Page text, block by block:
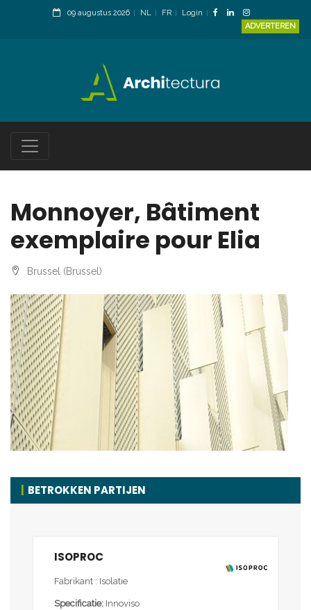
09 augustus 2026 NL FR
Login
ADVERTEREN
Monnoyer, Bâtiment
exemplaire pour Elia
Brussel (Brussel)
BETROKKEN PARTIJEN
ISOPROC
Fabrikant : Isolatie
Specificatie: Innoviso